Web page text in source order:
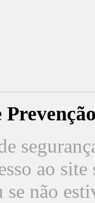
ao
se não